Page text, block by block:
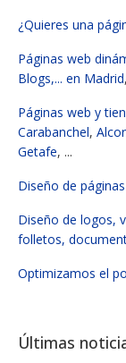
¿Quieres una
Páginas web
Blogs,... en Madrid,
Páginas web y
Carabanchel,
Getafe, ...
Diseño de
Diseño de logos,
folletos,
Optimizamos el
Últimas